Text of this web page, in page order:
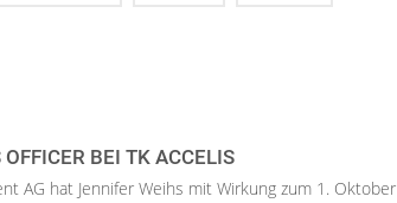
BEI TK ACCELIS
AG hat Jennifer Weihs mit Wirkung zum 1. Oktober